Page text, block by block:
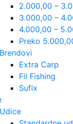
2.000,00 –
3.000,00 –
4.000,00 –
Preko
Brendovi
Extra Carp
Fil Fishing
Sufix
Udice